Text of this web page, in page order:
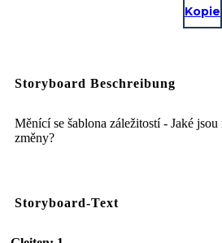
Kopie
Storyboard Beschreibung
Měnící se šablona záležitostí - Jaké
změny?
Storyboard-Text